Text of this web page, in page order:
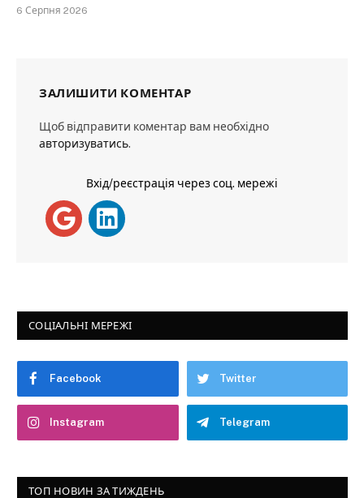
6 Серпня 2026
ЗАЛИШИТИ КОМЕНТАР
Щоб відправити коментар вам необхідно
авторизуватись.
Вхід/реєстрація через соц. мережі
СОЦІАЛЬНІ МЕРЕЖІ
Facebook Twitter
Instagram Telegram
ТОП НОВИН ЗА ТИЖДЕНЬ